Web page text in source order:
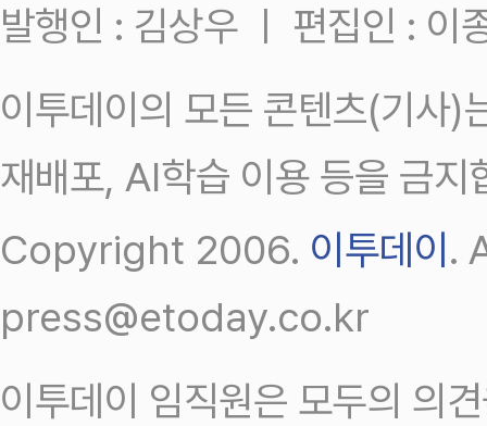
발행인 : 김상우 ㅣ 편집인 : 이
이투데이의 모든 콘텐츠(기사)
재배포, AI학습 이용 등을 금지
Copyright 2006. 이투데이.
press@etoday.co.kr
이투데이 임직원은 모두의 의